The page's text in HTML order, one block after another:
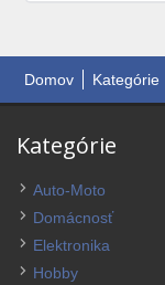
Domov Kategórie
Kategórie
Auto-Moto
Domácnosť
Elektronika
Hobby